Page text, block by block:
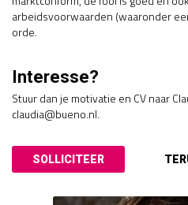
arbeidsvoorwaarden (waaronder
orde.
Interesse?
Stuur dan je motivatie en CV naar
claudia@bueno.nl.